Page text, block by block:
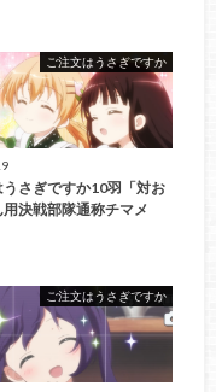
ご注文はうさぎですか
うさぎですか10羽「対お
決戦部隊通称チマメ
ご注文はうさぎですか